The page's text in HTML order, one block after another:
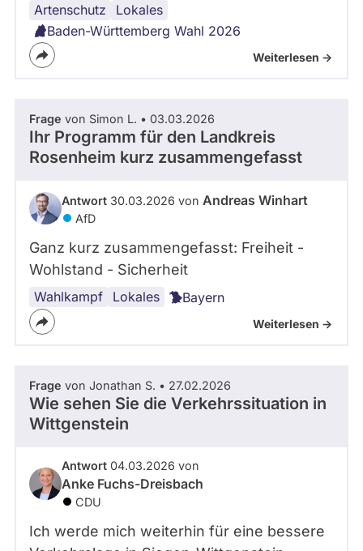
Artenschutz
Lokales
Baden-Württemberg Wahl 2026
Weiterlesen ->
Frage von Simon L. • 03.03.2026
Ihr Programm für den Landkreis
Rosenheim kurz zusammengefasst
Antwort 30.03.2026 von Andreas Winhart
AfD
Ganz kurz zusammengefasst: Freiheit -
Wohlstand - Sicherheit
Wahlkampf Lokales Bayern
Weiterlesen ->
Frage von Jonathan S. • 27.02.2026
Wie sehen Sie die Verkehrssituation in
Wittgenstein
Antwort 04.03.2026 von
Anke Fuchs-Dreisbach
CDU
Ich werde mich weiterhin für eine bessere